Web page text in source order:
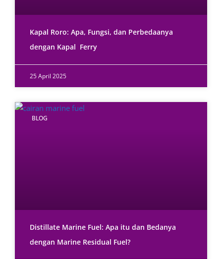
Kapal Roro: Apa, Fungsi, dan Perbedaanya
dengan Kapal Ferry
25 April 2025
BLOG
Distillate Marine Fuel: Apa itu dan Bedanya
dengan Marine Residual Fuel?